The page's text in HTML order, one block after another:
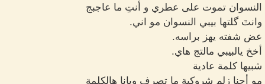
النسوان تموت على عطري و أنتِ ما عاجبج
وانتَ گلتها بيبي النسوان مو اني.
عض شفته يهز براسه.
أخخ يالبيبي مالتج هاي.
شبيها كلمة عادية
مو أحنا زلم شروكية ما تصرف ويانا هالكلمة